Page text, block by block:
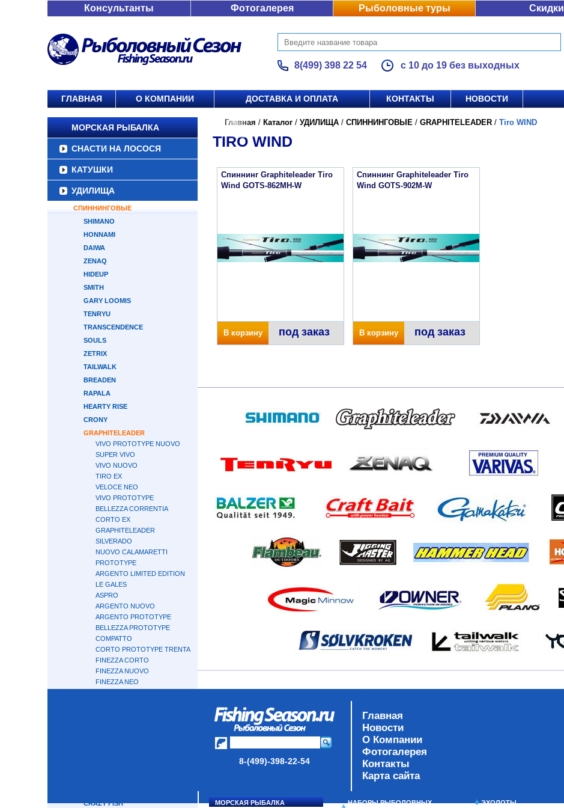
Консультанты Фотогалерея Рыболовные туры Скидки
8(499) 398 22 54 с 10 до 19 без выходных
ГЛАВНАЯ О КОМПАНИИ ДОСТАВКА И ОПЛАТА КОНТАКТЫ НОВОСТИ
МОРСКАЯ РЫБАЛКА
СНАСТИ НА ЛОСОСЯ
КАТУШКИ
УДИЛИЩА
СПИННИНГОВЫЕ
SHIMANO
HONNAMI
DAIWA
ZENAQ
HIDEUP
SMITH
GARY LOOMIS
TENRYU
TRANSCENDENCE
SOULS
ZETRIX
TAILWALK
BREADEN
RAPALA
HEARTY RISE
CRONY
GRAPHITELEADER
VIVO PROTOTYPE NUOVO
SUPER VIVO
VIVO NUOVO
TIRO EX
VELOCE NEO
VIVO PROTOTYPE
BELLEZZA CORRENTIA
CORTO EX
GRAPHITELEADER
SILVERADO
NUOVO CALAMARETTI
PROTOTYPE
ARGENTO LIMITED EDITION
LE GALES
ASPRO
ARGENTO NUOVO
ARGENTO PROTOTYPE
BELLEZZA PROTOTYPE
COMPATTO
CORTO PROTOTYPE TRENTA
FINEZZA CORTO
FINEZZA NUOVO
FINEZZA NEO
CRAZY FISH
Главная / Каталог / УДИЛИЩА / СПИННИНГОВЫЕ / GRAPHITELEADER / Tiro WIND
TIRO WIND
Спиннинг Graphiteleader Tiro
Wind GOTS-862MH-W
В корзину под заказ
Спиннинг Graphiteleader Tiro
Wind GOTS-902M-W
В корзину под заказ
8-(499)-398-22-54
Главная
Новости
О Компании
Фотогалерея
Контакты
Карта сайта
МОРСКАЯ РЫБАЛКА
НАБОРЫ РЫБОЛОВНЫХ
ЭХОЛОТЫ